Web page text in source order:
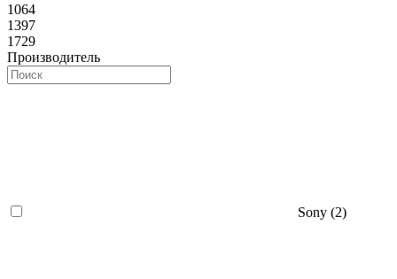
1064
1397
1729
Производитель
Sony (2)